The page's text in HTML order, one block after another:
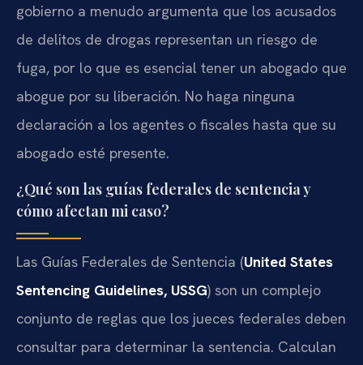
gobierno a menudo argumenta que los acusados
de delitos de drogas representan un riesgo de
fuga, por lo que es esencial tener un abogado que
abogue por su liberación. No haga ninguna
declaración a los agentes o fiscales hasta que su
abogado esté presente.
¿Qué son las guías federales de sentencia y
cómo afectan mi caso?
Las Guías Federales de Sentencia (United States
Sentencing Guidelines, USSG) son un complejo
conjunto de reglas que los jueces federales deben
consultar para determinar la sentencia. Calculan